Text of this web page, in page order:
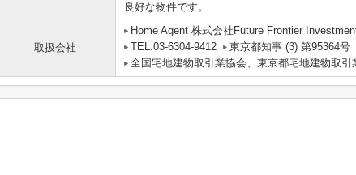
良好な物件です。
取扱会社
Home Agent 株式会社Future Frontier
TEL:03-6304-9412
東京都知事 (3) 第95364号
全国宅地建物取引業協会、東京都宅地建物取引